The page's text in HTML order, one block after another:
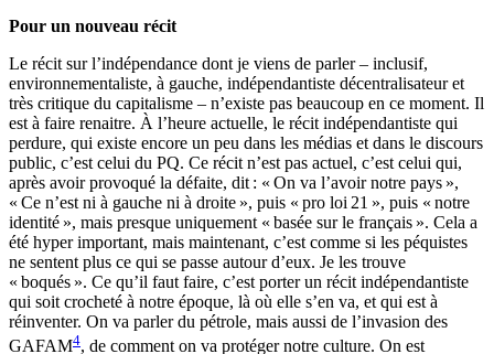
Pour un nouveau récit
Le récit sur l’indépendance dont je viens de parler – inclusif,
environnementaliste, à gauche, indépendantiste décentralisateur et
très critique du capitalisme – n’existe pas beaucoup en ce moment. Il
est à faire renaitre. À l’heure actuelle, le récit indépendantiste qui
perdure, qui existe encore un peu dans les médias et dans le discours
public, c’est celui du PQ. Ce récit n’est pas actuel, c’est celui qui,
après avoir provoqué la défaite, dit : « On va l’avoir notre pays »,
« Ce n’est ni à gauche ni à droite », puis « pro loi 21 », puis « notre
identité », mais presque uniquement « basée sur le français ». Cela a
été hyper important, mais maintenant, c’est comme si les péquistes
ne sentent plus ce qui se passe autour d’eux. Je les trouve
« boqués ». Ce qu’il faut faire, c’est porter un récit indépendantiste
qui soit crocheté à notre époque, là où elle s’en va, et qui est à
réinventer. On va parler du pétrole, mais aussi de l’invasion des
GAFAM4, de comment on va protéger notre culture. On est